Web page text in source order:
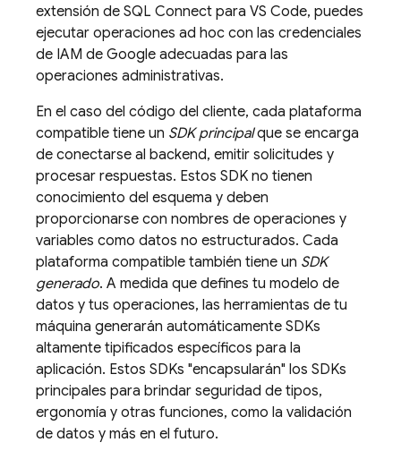
extensión de SQL Connect para VS Code, puedes
ejecutar operaciones ad hoc con las credenciales
de IAM de Google adecuadas para las
operaciones administrativas.
En el caso del código del cliente, cada plataforma
compatible tiene un SDK principalque se encarga
de conectarse al backend, emitir solicitudes y
procesar respuestas. Estos SDK no tienen
conocimiento del esquema y deben
proporcionarse con nombres de operaciones y
variables como datos no estructurados. Cada
plataforma compatible también tiene un SDK
generado. A medida que defines tu modelo de
datos y tus operaciones, las herramientas de tu
máquina generarán automáticamente SDKs
altamente tipificados específicos para la
aplicación. Estos SDKs "encapsularán" los SDKs
principales para brindar seguridad de tipos,
ergonomía y otras funciones, como la validación
de datos y más en el futuro.